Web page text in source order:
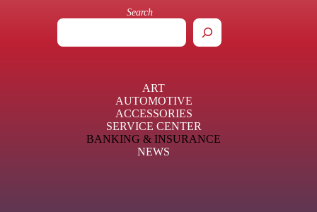
Search
ART
AUTOMOTIVE
ACCESSORIES
SERVICE CENTER
BANKING & INSURANCE
NEWS